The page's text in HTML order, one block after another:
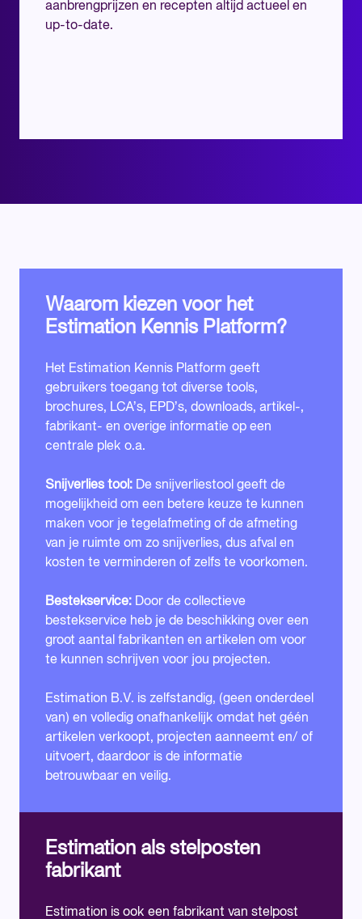
aanbrengprijzen en recepten altijd actueel en
up-to-date.
Waarom kiezen voor het
Estimation Kennis Platform?
Het Estimation Kennis Platform geeft
gebruikers toegang tot diverse tools,
brochures, LCA’s, EPD’s, downloads, artikel-,
fabrikant- en overige informatie op een
centrale plek o.a.
Snijverlies tool: De snijverliestool geeft de
mogelijkheid om een betere keuze te kunnen
maken voor je tegelafmeting of de afmeting
van je ruimte om zo snijverlies, dus afval en
kosten te verminderen of zelfs te voorkomen.
Bestekservice: Door de collectieve
bestekservice heb je de beschikking over een
groot aantal fabrikanten en artikelen om voor
te kunnen schrijven voor jou projecten.
Estimation B.V. is zelfstandig, (geen onderdeel
van) en volledig onafhankelijk omdat het géén
artikelen verkoopt, projecten aanneemt en/ of
uitvoert, daardoor is de informatie
betrouwbaar en veilig.
Estimation als stelposten
fabrikant
Estimation is ook een fabrikant van stelpost